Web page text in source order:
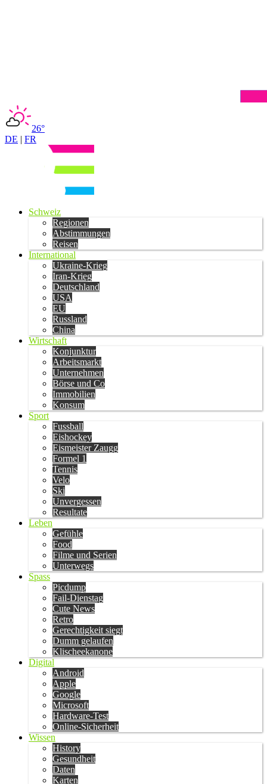
26°
DE | FR
Schweiz
Regionen
Abstimmungen
Reisen
International
Ukraine-Krieg
Iran-Krieg
Deutschland
USA
EU
Russland
China
Wirtschaft
Konjunktur
Arbeitsmarkt
Unternehmen
Börse und Co
Immobilien
Konsum
Sport
Fussball
Eishockey
Eismeister Zaugg
Formel 1
Tennis
Velo
Ski
Unvergessen
Resultate
Leben
Gefühle
Food
Filme und Serien
Unterwegs
Spass
Picdump
Fail-Dienstag
Cute News
Retro
Gerechtigkeit siegt
Dumm gelaufen
Klischeekanone
Digital
Android
Apple
Google
Microsoft
Hardware-Test
Online-Sicherheit
Wissen
History
Gesundheit
Daten
Karten